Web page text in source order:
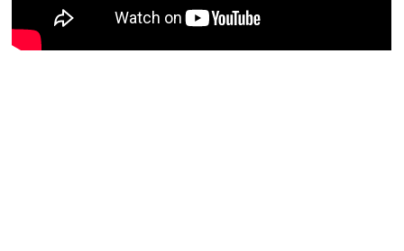
0 valentia 0 responsabilitat 1 a
#HistòriesEscola3Cat